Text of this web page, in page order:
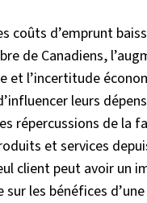
coûts d’emprunt
de Canadiens,
et l’incertitude
leurs
répercussions de la
et services
client peut avoir un
sur les bénéfices